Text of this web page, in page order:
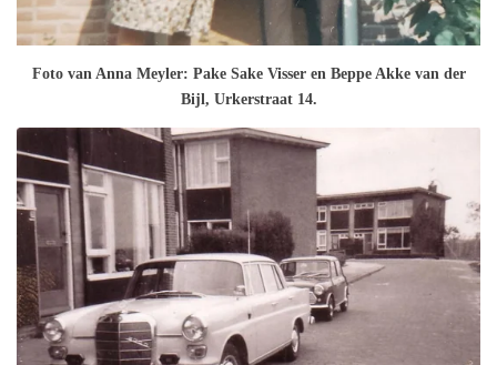
Foto van Anna Meyler: Pake Sake Visser en Beppe Akke van der
Bijl, Urkerstraat 14.